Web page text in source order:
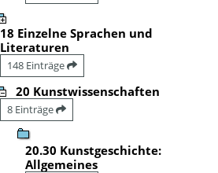
18 Einzelne Sprachen und
Literaturen
148 Einträge
20 Kunstwissenschaften
8 Einträge
20.30 Kunstgeschichte:
Allgemeines